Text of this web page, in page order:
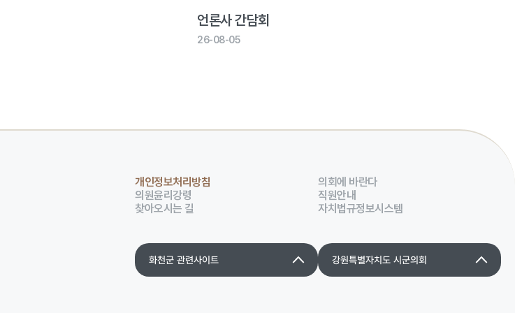
언론사 간담회
26-08-05
개인정보처리방침
의회에 바란다
의원윤리강령
직원안내
찾아오시는 길
자치법규정보시스템
화천군 관련사이트 강원특별자치도 시군의회